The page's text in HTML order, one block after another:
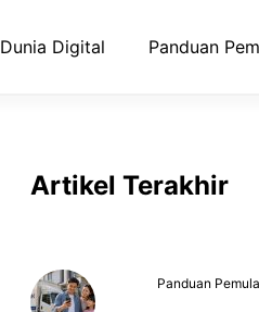
Dunia Digital Panduan
Artikel Terakhir
Panduan Pemula